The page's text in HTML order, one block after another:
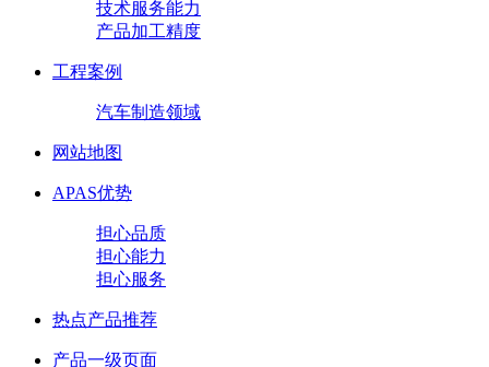
技术服务能力
产品加工精度
工程案例
汽车制造领域
网站地图
APAS优势
担心品质
担心能力
担心服务
热点产品推荐
产品一级页面